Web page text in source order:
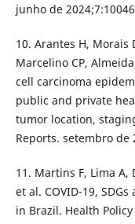
junho de
10. Arantes H, Morais
Marcelino CP,
cell carcinoma
public and private
tumor location,
Reports. setembro de
11. Martins F, Lima A,
et al. COVID-19,
in Brazil. Health